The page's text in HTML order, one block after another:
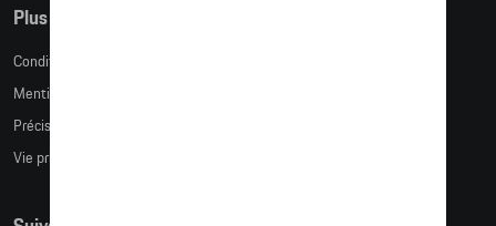
Plus d'informations
Conditions de vente
Mentions légales
Précision des tailles
Vie privée